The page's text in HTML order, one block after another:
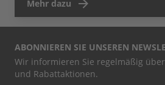
Mehr dazu
ABONNIEREN SIE UNSEREN
Wir informieren Sie regelmäßig
und Rabattaktionen.